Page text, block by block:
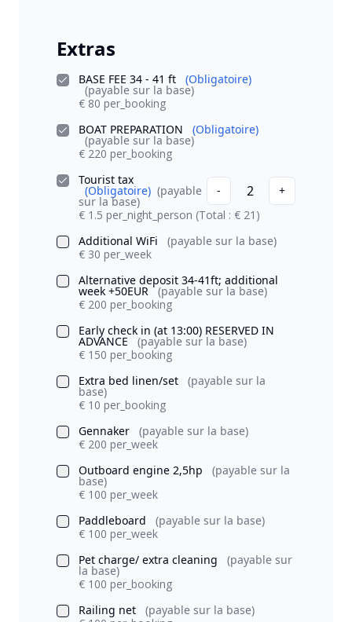
Extras
BASE FEE 34 - 41 ft (Obligatoire)
(payable sur la base)
€ 80 per_booking
BOAT PREPARATION
(Obligatoire)
(payable sur la base)
€ 220 per_booking
Tourist tax
(Obligatoire) (payable
sur la base)
- 2
+
€ 1.5 per_night_person (Total : € 21)
Additional WiFi
(payable sur la base)
€ 30 per_week
Alternative deposit 34-41ft; additional
week +50EUR
(payable sur la base)
€ 200 per_booking
Early check in (at 13:00) RESERVED IN
ADVANCE
(payable sur la base)
€ 150 per_booking
Extra bed linen/set
(payable sur la
base)
€ 10 per_booking
Gennaker
(payable sur la base)
€ 200 per_week
Outboard engine 2,5hp
(payable sur la
base)
€ 100 per_week
Paddleboard
(payable sur la base)
€ 100 per_week
Pet charge/ extra cleaning
(payable sur
la base)
€ 100 per_booking
Railing net
(payable sur la base)